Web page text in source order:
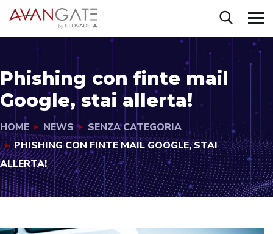
Phishing con finte mail
Google, stai allerta!
HOME NEWS
SENZA CATEGORIA
PHISHING CON FINTE MAIL GOOGLE, STAI
ALLERTA!